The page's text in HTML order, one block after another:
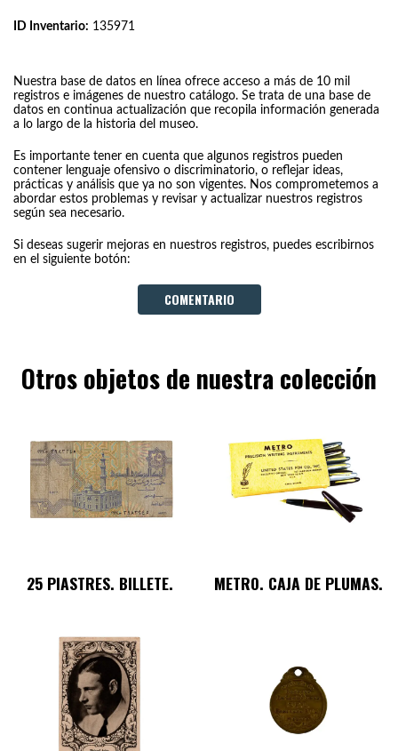
ID Inventario: 135971
Nuestra base de datos en línea ofrece acceso a más de 10 mil
registros e imágenes de nuestro catálogo. Se trata de una base de
datos en continua actualización que recopila información generada
a lo largo de la historia del museo.
Es importante tener en cuenta que algunos registros pueden
contener lenguaje ofensivo o discriminatorio, o reflejar ideas,
prácticas y análisis que ya no son vigentes. Nos comprometemos a
abordar estos problemas y revisar y actualizar nuestros registros
según sea necesario.
Si deseas sugerir mejoras en nuestros registros, puedes escribirnos
en el siguiente botón:
COMENTARIO
Otros objetos de nuestra colección
25 PIASTRES. BILLETE. METRO. CAJA DE PLUMAS.